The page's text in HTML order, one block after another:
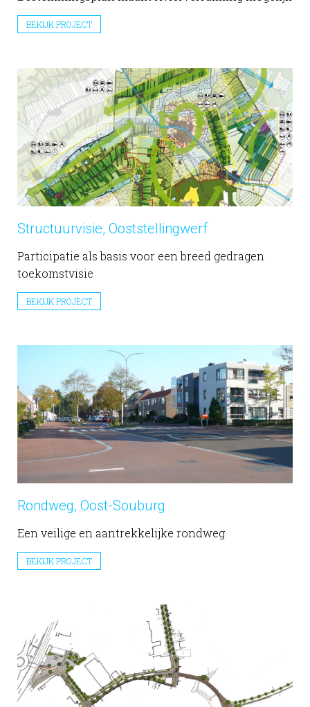
BEKIJK PROJECT
Structuurvisie, Ooststellingwerf
Participatie als basis voor een breed gedragen
toekomstvisie
BEKIJK PROJECT
Rondweg, Oost-Souburg
Een veilige en aantrekkelijke rondweg
BEKIJK PROJECT